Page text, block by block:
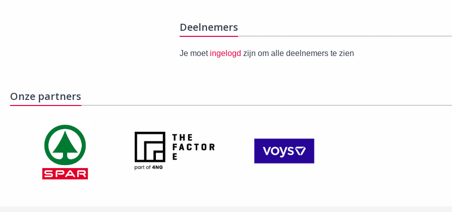
Deelnemers
Je moet ingelogd zijn om alle deelnemers te zien
Onze partners